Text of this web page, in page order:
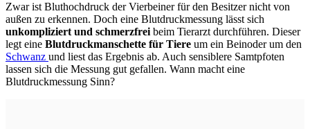
Zwar ist Bluthochdruck der Vierbeiner für den Besitzer nicht von
außen zu erkennen. Doch eine Blutdruckmessung lässt sich
unkompliziert und schmerzfrei beim Tierarzt durchführen. Dieser
legt eine Blutdruckmanschette für Tiere um ein Beinoder um den
Schwanz und liest das Ergebnis ab. Auch sensiblere Samtpfoten
lassen sich die Messung gut gefallen. Wann macht eine
Blutdruckmessung Sinn?